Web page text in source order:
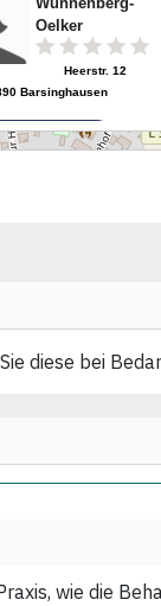
diese bei
wie die